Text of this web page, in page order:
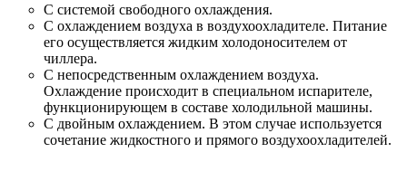
С системой свободного охлаждения.
С охлаждением воздуха в воздухоохладителе. Питание
его осуществляется жидким холодоносителем от
чиллера.
С непосредственным охлаждением воздуха.
Охлаждение происходит в специальном испарителе,
функционирующем в составе холодильной машины.
С двойным охлаждением. В этом случае используется
сочетание жидкостного и прямого воздухоохладителей.